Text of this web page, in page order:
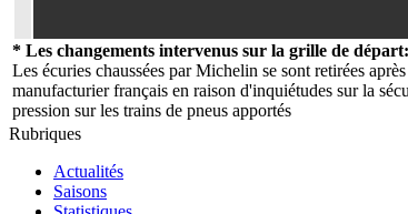
* Les changements intervenus sur la grille de départ:
Les écuries chaussées par Michelin se sont retirées
manufacturier français en raison d'inquiétudes sur la
pression sur les trains de pneus apportés
Rubriques
Actualités
Saisons